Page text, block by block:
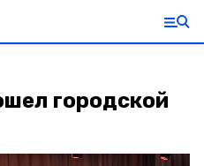
городской